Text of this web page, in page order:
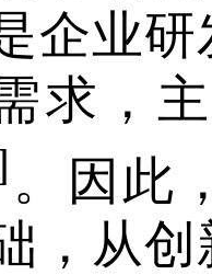
企业
求，
。因此
，从